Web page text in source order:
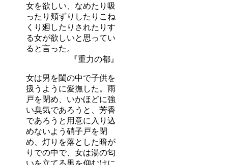
女を欲しい、なめたり吸
ったり頬ずりしたりこね
くり廻したりされたりす
る女が欲しいと思ってい
ると言った。
『重力の都』
女は男を閨の中で子供を
扱うように愛撫した。雨
戸を閉め、いかほどに強
い臭気であろうと、芳香
であろうと用意に入り込
めないよう硝子戸を閉
め、灯りを落とした暗が
りでの中で、女は湯の匂
いを立てる男を仰むけに